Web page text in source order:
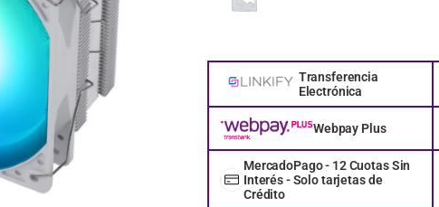
Transferencia
Electrónica
Webpay Plus
MercadoPago - 12 Cuotas Sin
Interés - Solo tarjetas de
Crédito